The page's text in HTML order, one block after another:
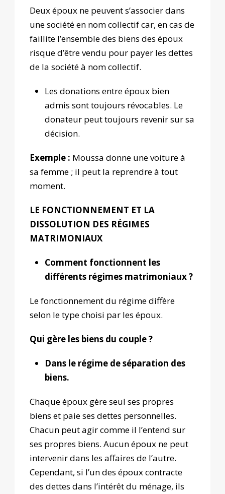
Deux époux ne peuvent s’associer dans
une société en nom collectif car, en cas de
faillite l’ensemble des biens des époux
risque d’être vendu pour payer les dettes
de la société à nom collectif.
Les donations entre époux bien
admis sont toujours révocables. Le
donateur peut toujours revenir sur sa
décision.
Exemple : Moussa donne une voiture à
sa femme ; il peut la reprendre à tout
moment.
LE FONCTIONNEMENT ET LA
DISSOLUTION DES RÉGIMES
MATRIMONIAUX
Comment fonctionnent les
différents régimes matrimoniaux ?
Le fonctionnement du régime diffère
selon le type choisi par les époux.
Qui gère les biens du couple ?
Dans le régime de séparation des
biens.
Chaque époux gère seul ses propres
biens et paie ses dettes personnelles.
Chacun peut agir comme il l’entend sur
ses propres biens. Aucun époux ne peut
intervenir dans les affaires de l’autre.
Cependant, si l’un des époux contracte
des dettes dans l’intérêt du ménage, ils